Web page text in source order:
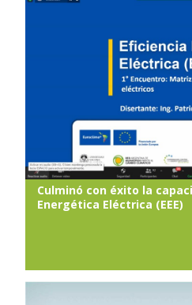
Culminó con éxito la
Energética Eléctrica (EEE)